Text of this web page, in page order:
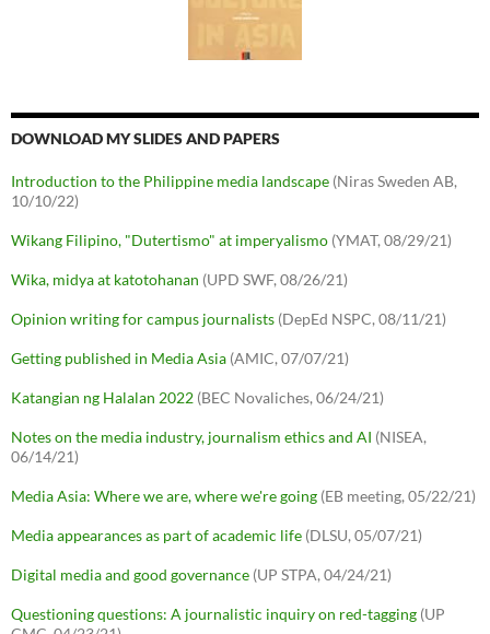
DOWNLOAD MY SLIDES AND PAPERS
Introduction to the Philippine media landscape (Niras Sweden AB,
10/10/22)
Wikang Filipino, "Dutertismo" at imperyalismo (YMAT, 08/29/21)
Wika, midya at katotohanan (UPD SWF, 08/26/21)
Opinion writing for campus journalists (DepEd NSPC, 08/11/21)
Getting published in Media Asia (AMIC, 07/07/21)
Katangian ng Halalan 2022 (BEC Novaliches, 06/24/21)
Notes on the media industry, journalism ethics and AI (NISEA,
06/14/21)
Media Asia: Where we are, where we're going (EB meeting, 05/22/21)
Media appearances as part of academic life (DLSU, 05/07/21)
Digital media and good governance (UP STPA, 04/24/21)
Questioning questions: A journalistic inquiry on red-tagging (UP